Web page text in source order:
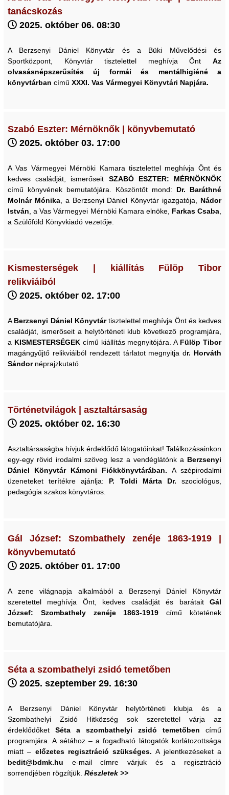
tanácskozás
2025. október 06. 08:30
A Berzsenyi Dániel Könyvtár és a Büki Művelődési és
Sportközpont, Könyvtár tisztelettel meghívja Önt Az
olvasásnépszerűsítés új formái és mentálhigiéné a
könyvtárban című XXXI. Vas Vármegyei Könyvtári Napjára.
Szabó Eszter: Mérnöknők | könyvbemutató
2025. október 03. 17:00
A Vas Vármegyei Mérnöki Kamara tisztelettel meghívja Önt és
kedves családját, ismerőseit SZABÓ ESZTER: MÉRNÖKNŐK
című könyvének bemutatójára. Köszöntőt mond: Dr. Baráthné
Molnár Mónika, a Berzsenyi Dániel Könyvtár igazgatója, Nádor
István , a Vas Vármegyei Mérnöki Kamara elnöke, Farkas Csaba
a Szülőföld Könyvkiadó vezetője.
Kismesterségek | kiállítás Fülöp Tibor
relikviáiból
2025. október 02. 17:00
A Berzsenyi Dániel Könyvtártisztelettel meghívja Önt és kedves
családját, ismerőseit a helytörténeti klub következő programjára,
a KISMESTERSÉGEK című kiállítás megnyitójára. A Fülöp Tibor
magángyűjtő relikviáiból rendezett tárlatot megnyitja dr. Horváth
Sándor néprajzkutató.
Történetvilágok | asztaltársaság
2025. október 02. 16:30
Asztaltársaságba hívjuk érdeklődő látogatóinkat! Találkozásainkon
egy-egy rövid irodalmi szöveg lesz a vendéglátónk a Berzsenyi
Dániel Könyvtár Kámoni Fiókkönyvtárában. A szépirodalmi
üzeneteket terítékre ajánlja: P. Toldi Márta Dr. szociológus,
pedagógia szakos könyvtáros.
Gál József: Szombathely zenéje 1863-1919 |
könyvbemutató
2025. október 01. 17:00
A zene világnapja alkalmából a Berzsenyi Dániel Könyvtár
szeretettel meghívja Önt, kedves családját és barátait Gál
József: Szombathely zenéje 1863-1919című kötetének
bemutatójára.
Séta a szombathelyi zsidó temetőben
2025. szeptember 29. 16:30
A Berzsenyi Dániel Könyvtár helytörténeti klubja és a
Szombathelyi Zsidó Hitközség sok szeretettel várja az
érdeklődőket Séta a szombathelyi zsidó temetőben című
programjára. A sétához – a fogadható látogatók korlátozottsága
miatt – előzetes regisztráció szükséges.A jelentkezéseket a
bedit@bdmk.hu e-mail címre várjuk és a regisztráció
sorrendjében rögzítjük. Részletek >>